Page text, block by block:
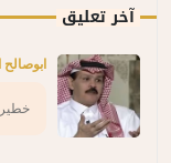
آخر تعليق
ابوصالح
خطير